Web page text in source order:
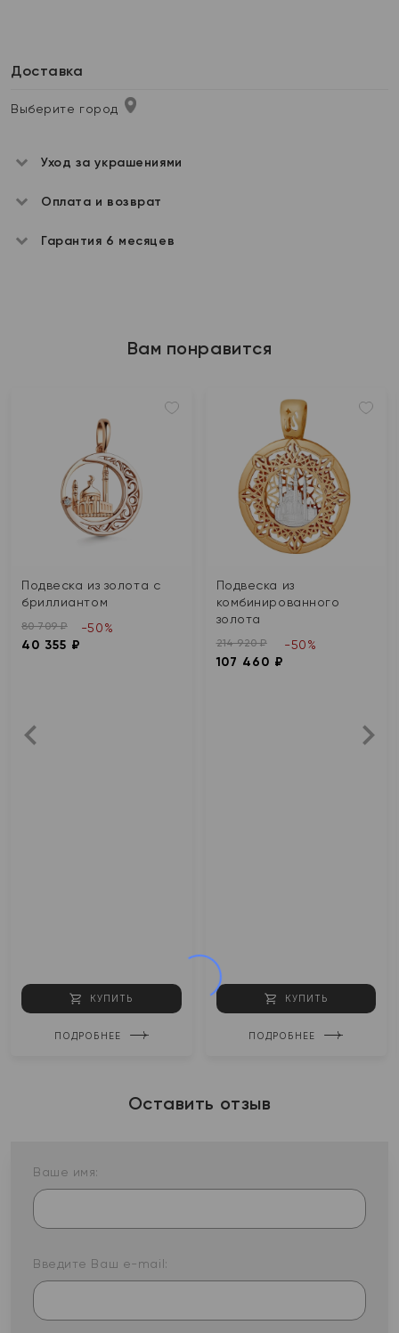
Доставка
Выберите город
Уход за украшениями
Оплата и возврат
Гарантия 6 месяцев
Вам понравится
Подвеска из золота с
бриллиантом
80 709 ₽
40 355 ₽
-50%
КУПИТЬ
ПОДРОБНЕЕ
Подвеска из
комбинированного
золота
214 920 ₽
107 460 ₽
-50%
КУПИТЬ
ПОДРОБНЕЕ
Оставить отзыв
Ваше имя:
Введите Ваш e-mail: